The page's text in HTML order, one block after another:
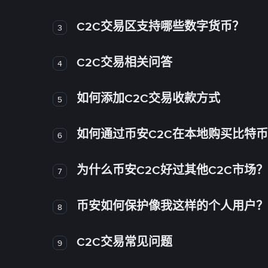
3 C2C交易区支持哪些数字货币？
4 C2C交易相关问答
5 如何添加C2C交易收款方式
6 如何通过币安C2C在本地购买比特
7 为什么币安C2C好过其他C2C市场？
8 币安如何保护像我这样的个人用户？
9 C2C交易常见问题